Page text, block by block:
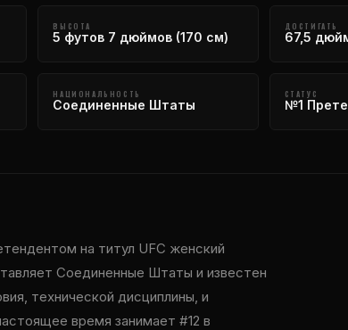
ВЫСОТА
5 футов 7 дюймов (170 см)
ДОСТИГАТЬ
67,5
НАЦИОНАЛЬНОСТЬ
Соединенные Штаты
СТАТУС
№1
на титул UFC женский
Соединенные Штаты и известен
технической дисциплины, и
время занимает #12 в